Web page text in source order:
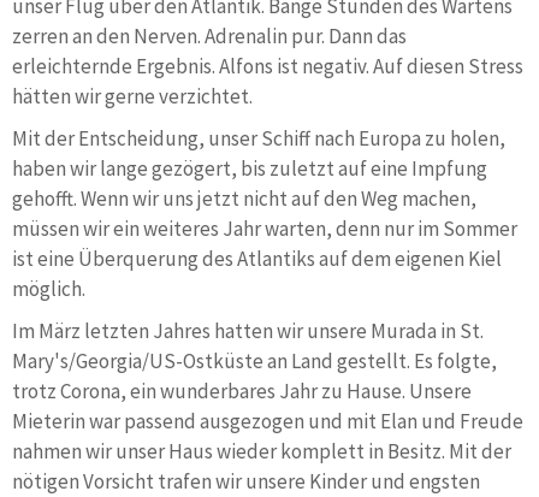
unser Flug über den Atlantik. Bange Stunden des Wartens
zerren an den Nerven. Adrenalin pur. Dann das
erleichternde Ergebnis. Alfons ist negativ. Auf diesen Stress
hätten wir gerne verzichtet.
Mit der Entscheidung, unser Schiff nach Europa zu holen,
haben wir lange gezögert, bis zuletzt auf eine Impfung
gehofft. Wenn wir uns jetzt nicht auf den Weg machen,
müssen wir ein weiteres Jahr warten, denn nur im Sommer
ist eine Überquerung des Atlantiks auf dem eigenen Kiel
möglich.
Im März letzten Jahres hatten wir unsere Murada in St.
Mary's/Georgia/US-Ostküste an Land gestellt. Es folgte,
trotz Corona, ein wunderbares Jahr zu Hause. Unsere
Mieterin war passend ausgezogen und mit Elan und Freude
nahmen wir unser Haus wieder komplett in Besitz. Mit der
nötigen Vorsicht trafen wir unsere Kinder und engsten